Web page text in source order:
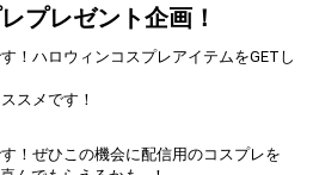
youプレゼント企画！
！ハロウィンコスプレアイテムをGETし
スメです！
！ぜひこの機会に配信用のコスプレを